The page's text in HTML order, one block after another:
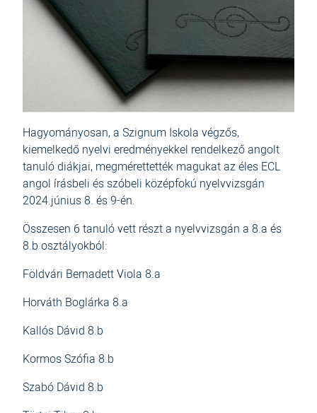
Hagyományosan, a Szignum Iskola végzős,
kiemelkedő nyelvi eredményekkel rendelkező angolt
tanuló diákjai, megmérettették magukat az éles ECL
angol írásbeli és szóbeli középfokú nyelvvizsgán
2024.június 8. és 9-én.
Összesen 6 tanuló vett részt a nyelvvizsgán a 8.a és
8.b osztályokból:
Földvári Bernadett Viola 8.a
Horváth Boglárka 8.a
Kallós Dávid 8.b
Kormos Szófia 8.b
Szabó Dávid 8.b